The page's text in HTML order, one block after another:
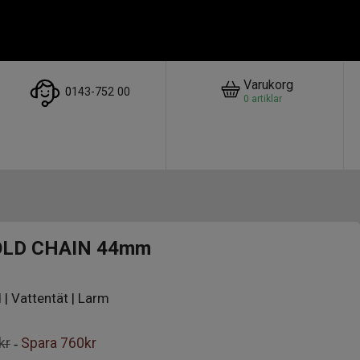
0143-752 00 Varukorg
0 artiklar
CHAIN 44mm
| Vattentät | Larm
- Spara 760kr